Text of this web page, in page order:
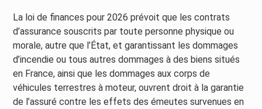
La loi de finances pour 2026 prévoit que les contrats
d’assurance souscrits par toute personne physique ou
morale, autre que l’État, et garantissant les dommages
d’incendie ou tous autres dommages à des biens situés
en France, ainsi que les dommages aux corps de
véhicules terrestres à moteur, ouvrent droit à la garantie
de l’assuré contre les effets des émeutes survenues en